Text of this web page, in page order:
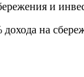
и
на